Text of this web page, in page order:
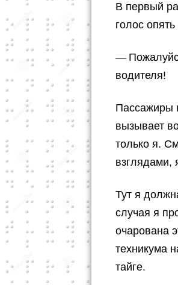
В первый
голос
—
водителя!
Пассажиры
вызывает
только я.
взглядами,
Тут я
случая я
очарована
техникума
тайге.